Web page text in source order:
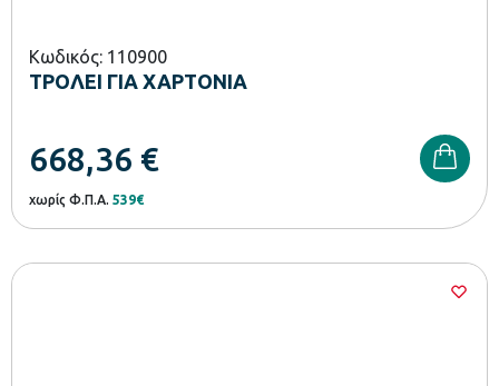
Κωδικός: 110900
ΤΡΟΛΕΙ ΓΙΑ ΧΑΡΤΟΝΙΑ
668,36 €
χωρίς Φ.Π.Α. 539€